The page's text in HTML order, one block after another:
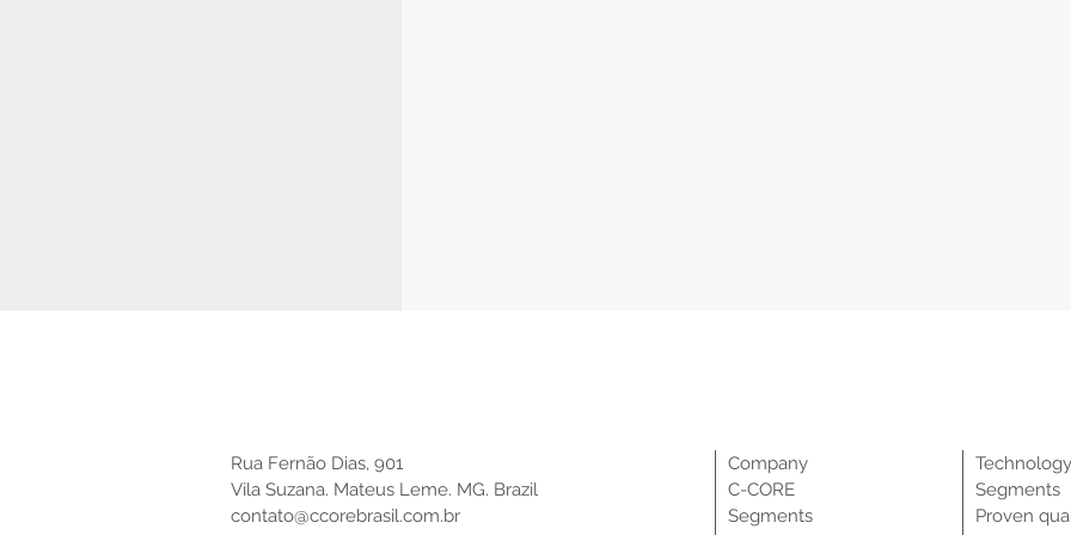
Rua Fernão Dias, 901
Vila Suzana. Mateus Leme. MG. Brazil
contato@ccorebrasil.com.br
Company
C-CORE
Segments
Technology
Segments
Proven